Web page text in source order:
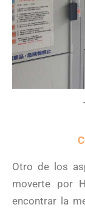
Otro de los
moverte por
encontrar la